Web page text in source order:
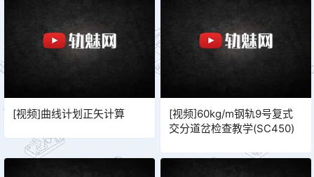
[视频]曲线计划正矢计算
[视频]60kg/m钢轨9号复式
交分道岔检查教学(SC450)